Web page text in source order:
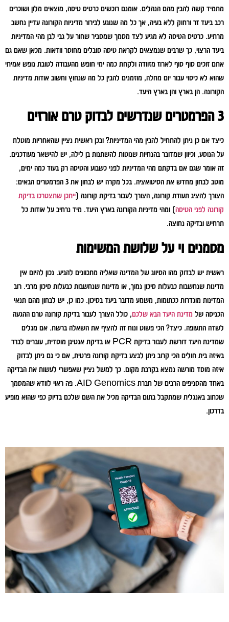
מתמיד קשה להבין מהם הנהלים. אומנם רוכשים כרטיס טיסה, מוצאים מלון ושוכרים
רכב ביעד זר ורחוק ללא בעיה, אך כל מה שנוגע לבירור מדיניות הקורונה עדיין נחשב
מרתיע. כרטיס הטיסה לא מגיע לצד מסמך שמסביר שחור על גבי לבן מהי המדיניות
ביעד הרצוי, כך שרבים שנמצאים לקראת טיסה סובלים מחוסר וודאות. מכאן שאם גם
אתם זוכים סוף סוף לארוז מזוודה ולקחת כמה ימי חופש מהעבודה לטובת נופש אמיתי
שהוא לא כיסוי עבור יום מחלה, מוזמנים להבין כל מה שנחוץ וחשוב אודות מדיניות
הקורונה. הן בארץ והן בארץ היעד.
3 הפרמטרים שנדרשים לבדוק טרם אורזים
כיצד אם כן ניתן להתחיל להבין מהי המדיניות? ובכן ראשית נציין שהאחריות מוטלת
על הנוסע, וכיוון שמדובר בהנחיות שנוטות להשתנות בן לילה, יש להישאר מעודכנים.
זה אומר שגם אם בדקתם מהי המדיניות לפני כשבוע והטיסה רק בעוד כמה ימים,
מוטב לבחון מחדש את הסיטואציה. בכל מקרה יש לבחון את 3 הפרמטרים הבאים:
הצורך להציג תעודת קורונה, הצורך לעבור בדיקת קורונה (ייתכן שתצטרכו בדיקת
קורונה לפני הטיסה) ומהי מדיניות הקורונה בארץ היעד. מיד נרחיב על אודות כל
תרחיש ובדיקה נחוצה.
מסמנים וי על שלושת המשימות
ראשית יש לבדוק מהו הסיווג של המדינה שאליה מתכוונים להגיע. נכון להיום אין
מדינות שנחשבות כבעלות סיכון נמוך, או מדינות שנחשבות כבעלות סיכון מרבי. רוב
המדינות מוגדרות ככתומות, משמע מדובר ביעד בסיכון. כמו כן, יש לבחון מהם תנאי
הכניסה של מדינת היעד הבא שלכם, כולל הצורך לעבור בדיקת קורונה טרם ההגעה
לשדה התעופה. כיצד? הכי פשוט ונוח זה להציף את השאלה ברשת. אם מגלים
שמדינת היעד דורשת לעבור בדיקת PCR או בדיקת אנטיגן מוסדית, עוברים לברר
באיזה בית חולים הכי קרוב ניתן לבצע בדיקת קורונה פרטית, אם כי גם ניתן לבדוק
איזה מוסד מורשה נמצא בקרבת מקום. כך למשל נציין שאפשרי לעשות את הבדיקה
באחד מהסניפים הרבים של חברת AID Genomics. פה ראוי לוודא שהמסמך
שכתוב באנגלית שמתקבל בתום הבדיקה מכיל את השם שלכם בדיוק כפי שהוא מופיע
בדרכון.